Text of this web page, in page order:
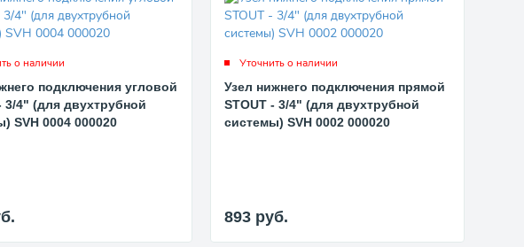
о наличии
подключения угловой
3/4" (для двухтрубной
SVH 0004 000020
Уточнить о наличии
Узел нижнего подключения прямой
STOUT - 3/4" (для двухтрубной
системы) SVH 0002 000020
893 руб.